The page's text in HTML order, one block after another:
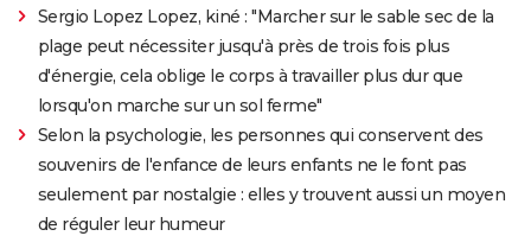
Sergio Lopez Lopez, kiné : "Marcher sur le sable sec de la
plage peut nécessiter jusqu'à près de trois fois plus
d'énergie, cela oblige le corps à travailler plus dur que
lorsqu'on marche sur un sol ferme"
Selon la psychologie, les personnes qui conservent des
souvenirs de l'enfance de leurs enfants ne le font pas
seulement par nostalgie : elles y trouvent aussi un moyen
de réguler leur humeur